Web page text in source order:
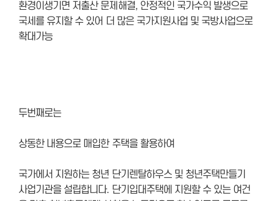
환경이생기면 저출산 문제해결, 안정적인 국가수익 발생으로
국세를 유지할 수 있어 더 많은 국가지원사업 및 국방사업으로
확대가능
두번째로는
상동한 내용으로 매입한 주택을 활용하여
국가에서 지원하는 청년 단기렌탈하우스 및 청년주택만들기
사업기관을 설립합니다. 단기입대주택에 지원할 수 있는 여건